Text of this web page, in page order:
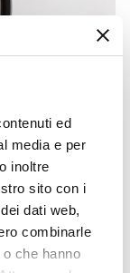
ed
media e per
inoltre
sito con i
dati web,
combinarle
che hanno
metallo nero